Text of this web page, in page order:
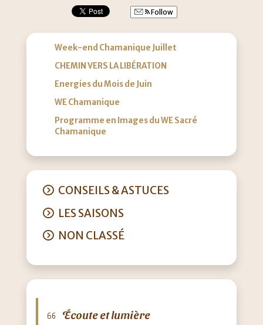
Follow
Week-end Chamanique Juillet
CHEMIN VERS LA LIBÉRATION
Energies du Mois de Juin
WE Chamanique
Programme en Images du WE Sacré
Chamanique
CONSEILS & ASTUCES
LES SAISONS
NON CLASSÉ
Écoute et lumière